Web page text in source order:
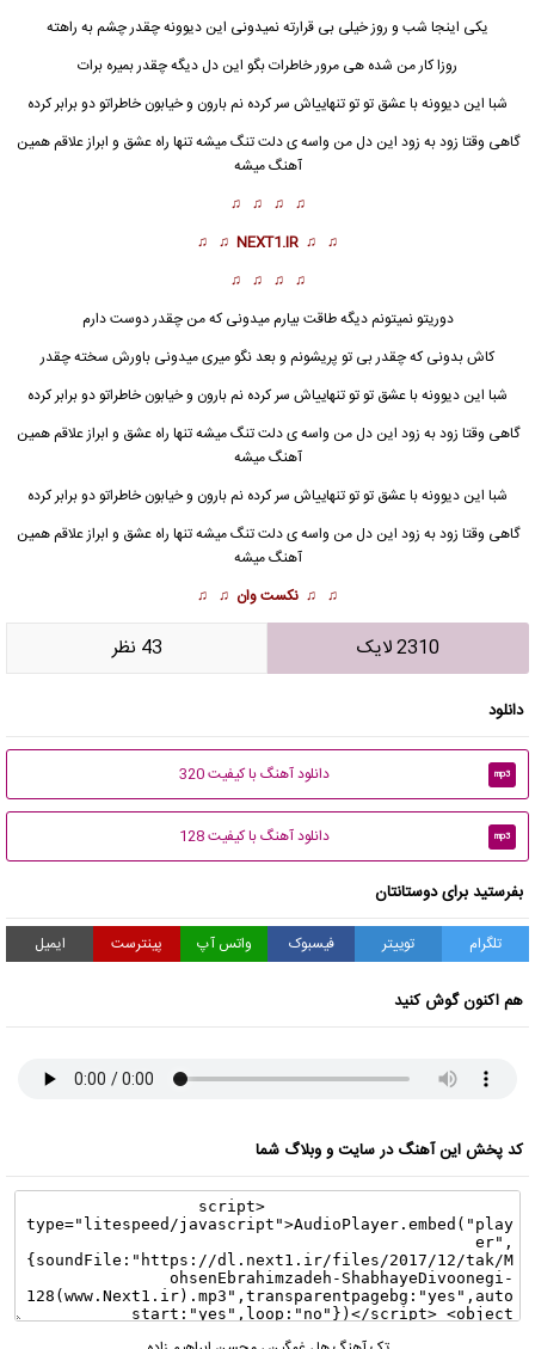
یکی اینجا شب و روز خیلی بی قرارته نمیدونی این دیوونه چقدر چشم به راهته
روزا کار من شده هی مرور خاطرات بگو این دل دیگه چقدر بمیره برات
شبا این دیوونهبا عشق تو تو تنهاییاش سر کرده نم بارون و خیابون خاطراتو دو برابر کرده
گاهی وقتا زود به زود این دل من واسه ی دلت تنگ میشه تنها راه عشق و ابراز علاقم همین
آهنگ میشه
♫ ♫ ♫ ♫
♫ ♫
NEXT1.IR
♫ ♫
♫ ♫ ♫ ♫
دوریتو نمیتونم دیگه طاقت بیارم میدونی که من چقدر دوست دارم
کاش بدونی که چقدر بی تو پریشونم و بعد نگو میری میدونی باورش سخته چقدر
شبا این دیوونه با عشق تو تو تنهاییاش سر کرده نم بارون و خیابون خاطراتو دو برابر کرده
گاهی وقتا زود به زود این دل من واسه ی دلت تنگ میشه تنها راه عشق و ابراز علاقم همین
آهنگ میشه
شبا این دیوونه با عشق تو تو تنهاییاش سر کرده نم بارون و خیابون خاطراتو دو برابر کرده
گاهی وقتا زود به زود این دل من واسه ی دلت تنگ میشه تنها راه عشق و ابراز علاقم همین
آهنگ میشه
♫ ♫ نکست وان ♫ ♫
2310 لایک 43 نظر
دانلود
mp3 دانلود آهنگ با کیفیت 320
mp3 دانلود آهنگ با کیفیت 128
بفرستید برای دوستانتان
تلگرام توییتر فیسبوک واتس آپ پینترست ایمیل
هم اکنون گوش کنید
کد پخش این آهنگ در سایت و وبلاگ شما